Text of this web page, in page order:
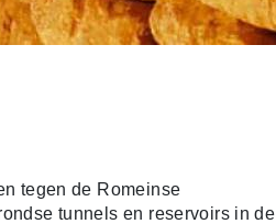
tegen de Romeinse
tunnels en reservoirs in de